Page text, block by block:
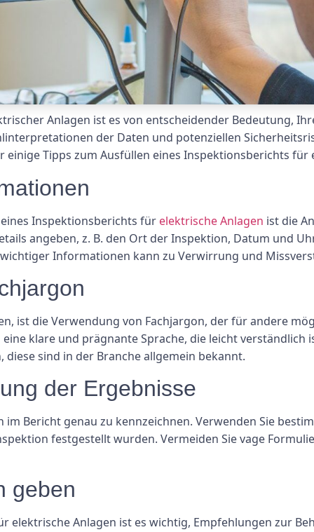
Anlagen ist es von entscheidender Bedeutung,
der Daten und potenziellen
einige Tipps zum Ausfüllen eines Inspektionsberichts für
Inspektionsberichts für elektrische Anlagen ist die
angeben, z. B. den Ort der Inspektion, Datum und
Informationen kann zu Verwirrung und
ist die Verwendung von Fachjargon, der für andere
klare und prägnante Sprache, die leicht verständlich
sind in der Branche allgemein bekannt.
der Ergebnisse
Bericht genau zu kennzeichnen. Verwenden Sie
festgestellt wurden. Vermeiden Sie vage
geben
elektrische Anlagen ist es wichtig, Empfehlungen zur